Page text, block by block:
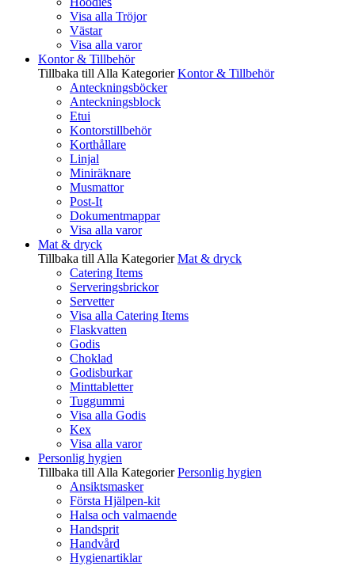
Visa alla Tröjor
Västar
Visa alla varor
Kontor & Tillbehör
Tillbaka till Alla Kategorier Kontor & Tillbehör
Anteckningsböcker
Anteckningsblock
Etui
Kontorstillbehör
Korthållare
Linjal
Miniräknare
Musmattor
Post-It
Dokumentmappar
Visa alla varor
Mat & dryck
Tillbaka till Alla Kategorier Mat & dryck
Catering Items
Serveringsbrickor
Servetter
Visa alla Catering Items
Flaskvatten
Godis
Choklad
Godisburkar
Minttabletter
Tuggummi
Visa alla Godis
Kex
Visa alla varor
Personlig hygien
Tillbaka till Alla Kategorier Personlig hygien
Ansiktsmasker
Första Hjälpen-kit
Halsa och valmaende
Handsprit
Handvård
Hygienartiklar